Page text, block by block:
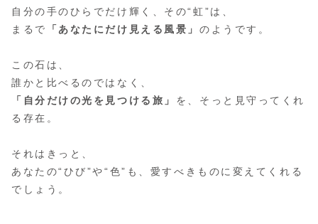
自分の手のひらでだけ輝く、その“虹”は、
まるで
「あなたにだけ見える風景」 のようです。
この石は、
誰かと比べるのではなく、
「自分だけの光を見つける旅」 を、そっと見守ってくれ
る存在。
それはきっと、
あなたの“ひび”や“色”も、愛すべきものに変えてくれる
でしょう。